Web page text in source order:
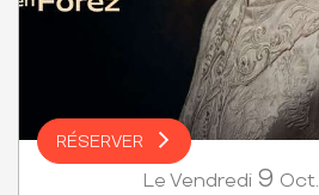
RÉSERVER
Le Vendredi 9 Oct.